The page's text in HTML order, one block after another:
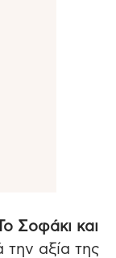
Σοφάκι και
την αξία της